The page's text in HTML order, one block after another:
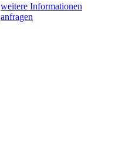
weitere Informationen
anfragen